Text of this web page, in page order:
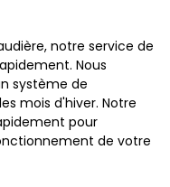
notre service de
Nous
système de
mois d'hiver. Notre
pour
de votre